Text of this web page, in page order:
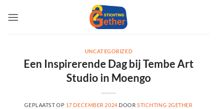
naar
UNCATEGORIZED
Een Inspirerende Dag bij Tembe Art
Studio in Moengo
GEPLAATST OP 17 DECEMBER 2024 DOORSTICHTING 2GETHER